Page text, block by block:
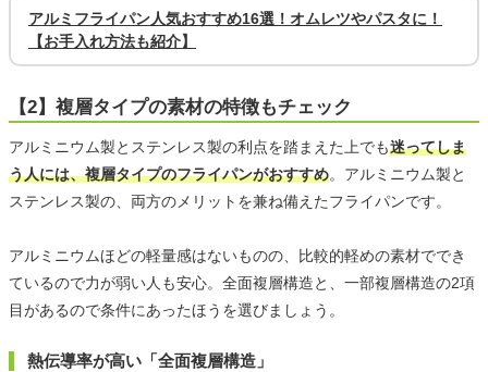
アルミフライパン人気おすすめ16選！オムレツやパスタに！
【お手入れ方法も紹介】
【2】複層タイプの素材の特徴もチェック
アルミニウム製とステンレス製の利点を踏まえた上でも迷ってしま
う人には、複層タイプのフライパンがおすすめ。アルミニウム製と
ステンレス製の、両方のメリットを兼ね備えたフライパンです。
アルミニウムほどの軽量感はないものの、比較的軽めの素材ででき
ているので力が弱い人も安心。全面複層構造と、一部複層構造の2項
目があるので条件にあったほうを選びましょう。
熱伝導率が高い「全面複層構造」